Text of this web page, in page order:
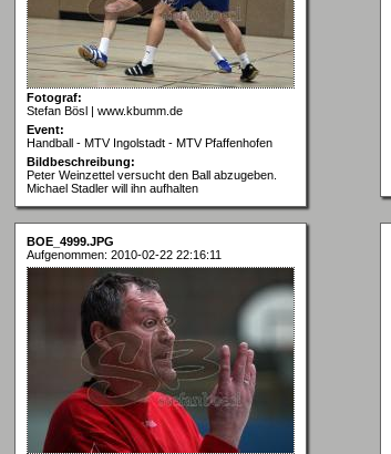
Fotograf:
Stefan Bösl | www.kbumm.de
Event:
Handball - MTV Ingolstadt - MTV Pfaffenhofen
Bildbeschreibung:
Peter Weinzettel versucht den Ball abzugeben.
Michael Stadler will ihn aufhalten
BOE_4999.JPG
Aufgenommen: 2010-02-22 22:16:11